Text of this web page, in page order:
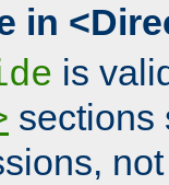
in
is
sections